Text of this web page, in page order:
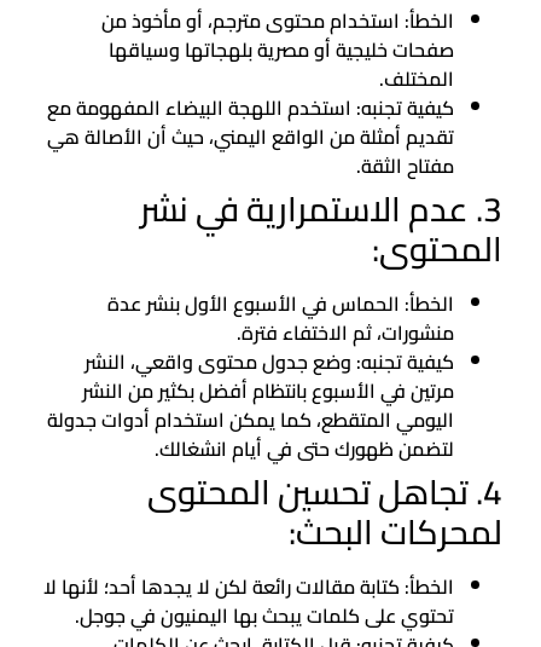
الخطأ: استخدام محتوى مترجم، أو مأخوذ من
صفحات خليجية أو مصرية بلهجاتها وسياقها
المختلف.
كيفية تجنبه: استخدم اللهجة البيضاء المفهومة مع
تقديم أمثلة من الواقع اليمني، حيث أن الأصالة هي
مفتاح الثقة.
3. عدم الاستمرارية في نشر
المحتوى:
الخطأ: الحماس في الأسبوع الأول بنشر عدة
منشورات، ثم الاختفاء فترة.
كيفية تجنبه: وضع جدول محتوى واقعي، النشر
مرتين في الأسبوع بانتظام أفضل بكثير من النشر
اليومي المتقطع، كما يمكن استخدام أدوات جدولة
لتضمن ظهورك حتى في أيام انشغالك.
4. تجاهل تحسين المحتوى
لمحركات البحث:
الخطأ: كتابة مقالات رائعة لكن لا يجدها أحد؛ لأنها لا
تحتوي على كلمات يبحث بها اليمنيون في جوجل.